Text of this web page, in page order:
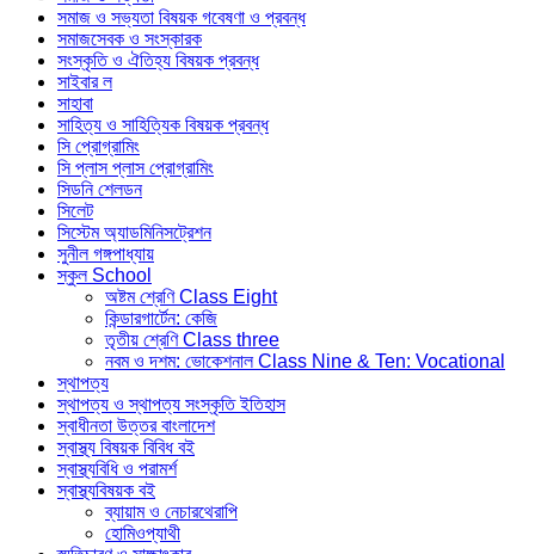
সমাজ ও সভ্যতা বিষয়ক গবেষণা ও প্রবন্ধ
সমাজসেবক ও সংস্কারক
সংস্কৃতি ও ঐতিহ্য বিষয়ক প্রবন্ধ
সাইবার ল
সাহাবা
সাহিত্য ও সাহিত্যিক বিষয়ক প্রবন্ধ
সি প্রোগ্রামিং
সি প্লাস প্লাস প্রোগ্রামিং
সিডনি শেলডন
সিলেট
সিস্টেম অ্যাডমিনিসট্রেশন
সুনীল গঙ্গপাধ্যায়
স্কুল School
অষ্টম শ্রেণি Class Eight
কিন্ডারগার্টেন: কেজি
তৃতীয় শ্রেণি Class three
নবম ও দশম: ভোকেশনাল Class Nine & Ten: Vocational
স্থাপত্য
স্থাপত্য ও স্থাপত্য সংস্কৃতি ইতিহাস
স্বাধীনতা উত্তর বাংলাদেশ
স্বাস্থ্য বিষয়ক বিবিধ বই
স্বাস্থ্যবিধি ও পরামর্শ
স্বাস্থ্যবিষয়ক বই
ব্যায়াম ও নেচারথেরাপি
হোমিওপ্যাথী